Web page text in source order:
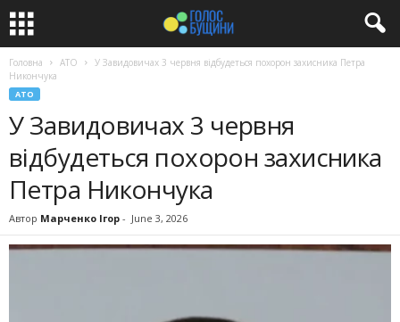
Головна АТО
У Завидовичах 3 червня відбудеться похорон захисника Петра
Никончука
АТО
У Завидовичах 3 червня
відбудеться похорон захисника
Петра Никончука
Автор Марченко Ігор - June 3, 2026